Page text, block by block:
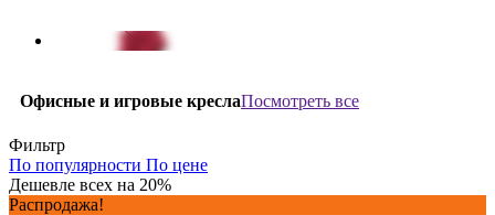
Офисные и игровые креслаПосмотреть все
Фильтр
По популярности По цене
Дешевле всех на 20%
Распродажа!